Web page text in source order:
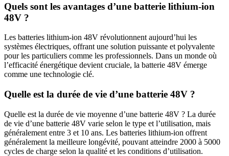
Quels sont les avantages d’une batterie lithium-ion
48V ?
Les batteries lithium-ion 48V révolutionnent aujourd’hui les
systèmes électriques, offrant une solution puissante et polyvalente
pour les particuliers comme les professionnels. Dans un monde où
l’efficacité énergétique devient cruciale, la batterie 48V émerge
comme une technologie clé.
Quelle est la durée de vie d’une batterie 48V ?
Quelle est la durée de vie moyenne d’une batterie 48V ? La durée
de vie d’une batterie 48V varie selon le type et l’utilisation, mais
généralement entre 3 et 10 ans. Les batteries lithium-ion offrent
généralement la meilleure longévité, pouvant atteindre 2000 à 5000
cycles de charge selon la qualité et les conditions d’utilisation.